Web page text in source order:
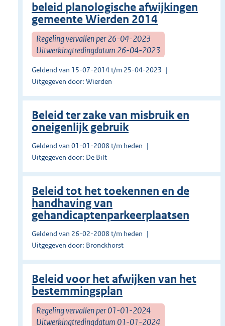
beleid planologische afwijkingen
gemeente Wierden 2014
Regeling vervallen per 26-04-2023
Uitwerkingtredingdatum 26-04-2023
Geldend van 15-07-2014 t/m 25-04-2023
Uitgegeven door: Wierden
Beleid ter zake van misbruik en
oneigenlijk gebruik
Geldend van 01-01-2008 t/m heden
Uitgegeven door: De Bilt
Beleid tot het toekennen en de
handhaving van
gehandicaptenparkeerplaatsen
Geldend van 26-02-2008 t/m heden
Uitgegeven door: Bronckhorst
Beleid voor het afwijken van het
bestemmingsplan
Regeling vervallen per 01-01-2024
Uitwerkingtredingdatum 01-01-2024